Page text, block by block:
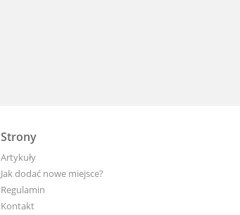
Strony
Artykuły
Jak dodać nowe miejsce?
Regulamin
Kontakt